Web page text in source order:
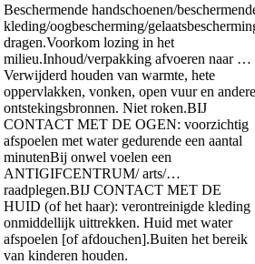
Beschermende handschoenen/
kleding/oogbescherming/
dragen.Voorkom lozing in het
milieu.Inhoud/verpakking afvoeren naar …
Verwijderd houden van warmte, hete
oppervlakken, vonken, open vuur en andere
ontstekingsbronnen. Niet roken.BIJ
CONTACT MET DE OGEN: voorzichtig
afspoelen met water gedurende een aantal
minutenBij onwel voelen een
ANTIGIFCENTRUM/ arts/…
raadplegen.BIJ CONTACT MET DE
HUID (of het haar): verontreinigde kleding
onmiddellijk uittrekken. Huid met water
afspoelen [of afdouchen].Buiten het bereik
van kinderen houden.